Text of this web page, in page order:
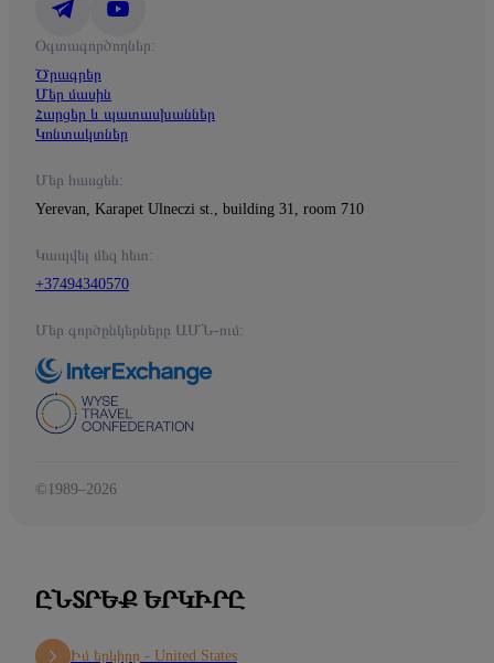
Օգտագործողներ:
Ծրագրեր
Մեր մասին
Հարցեր և պատասխաններ
Կոնտակտներ
Մեր հասցեն:
Yerevan, Karapet Ulneczi st., building 31, room 710
Կապվել մեզ հետ:
+37494340570
Մեր գործընկերները ԱՄՆ-ում:
©1989–2026
ԸՆՏՐԵՔ ԵՐԿԻՐԸ
Իմ երկիրը - United States